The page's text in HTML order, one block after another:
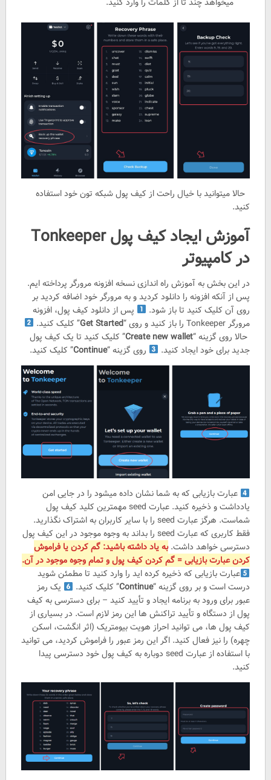
حالا میتوانید با خیال راحت از کیف پول شبکه تون خود استفاده
کنید.
آموزش ایجاد کیف پول Tonkeeper
در کامپیوتر
در این بخش به آموزش راه اندازی نسخه افزونه مرورگر پرداخته ایم.
پس از آنکه افزونه را دانلود کردید و به مرورگر خود اضافه کردید بر
روی آن کلیک کنید تا باز شود.
پس از دانلود کیف پول، افزونه
مرورگر Tonkeeper را باز کنید و روی “
Get Started” کلیک کنید.
حالا روی گزینه “Create new wallet” کلیک کنید تا یک کیف پول
جدید برای خود ایجاد کنید.
روی گزینه “Continue” کلیک کنید.
عبارت بازیابی که به شما نشان داده میشود را در جایی امن
یادداشت و ذخیره کنید. عبارت seed مهمترین کلید کیف پول
شماست. هرگز عبارت seed را با سایر کاربران به اشتراک نگذارید.
فقط کاربری که عبارت seed را بداند به وجوه موجود در این کیف پول
دسترسی خواهد داشت.به یاد داشته باشید: گم کردن یا فراموش
کردن عبارت بازیابی = گم کردن کیف پول و تمام وجوه موجود در آن.
عبارت بازیابی که ذخیره کرده اید را وارد کنید تا مطمئن شوید
درست است و بر روی گزینه “Continue” کلیک کنید.
یک رمز
عبور برای ورود به برنامه ایجاد و تأیید کنید – برای دسترسی به کیف
پول از دستگاه و تأیید تراکنش ها این رمز لازم است. در بسیاری از
کیف پول ها، می توانید احراز هویت بیومتریک (اثر انگشت، اسکن
چهره) را نیز فعال کنید. اگر این رمز عبور را فراموش کردید، می توانید
با استفاده از عبارت seed دوباره به کیف پول خود دسترسی پیدا
کنید.